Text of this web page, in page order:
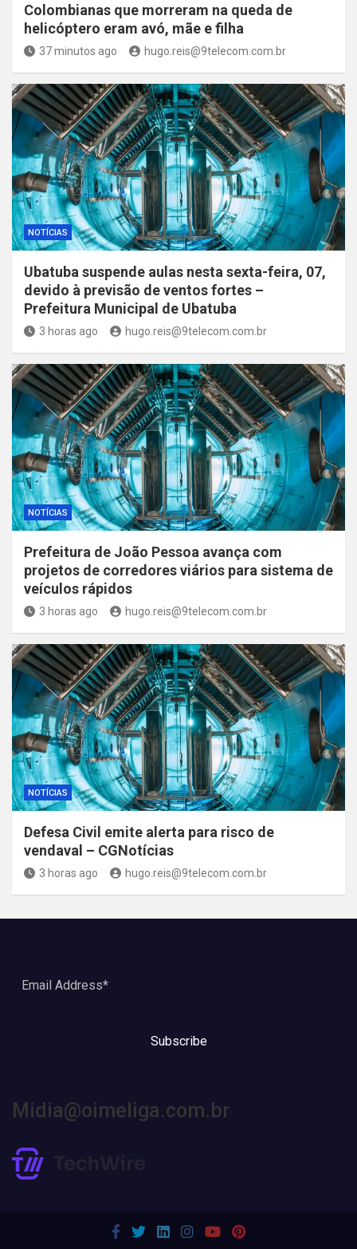
Colombianas que morreram na queda de
helicóptero eram avó, mãe e filha
37 minutos ago hugo.reis@9telecom.com.br
NOTÍCIAS
Ubatuba suspende aulas nesta sexta-feira, 07,
devido à previsão de ventos fortes –
Prefeitura Municipal de Ubatuba
3 horas ago hugo.reis@9telecom.com.br
NOTÍCIAS
Prefeitura de João Pessoa avança com
projetos de corredores viários para sistema de
veículos rápidos
3 horas ago hugo.reis@9telecom.com.br
NOTÍCIAS
Defesa Civil emite alerta para risco de
vendaval – CGNotícias
3 horas ago hugo.reis@9telecom.com.br
Subscribe
Midia@oimeliga.com.br